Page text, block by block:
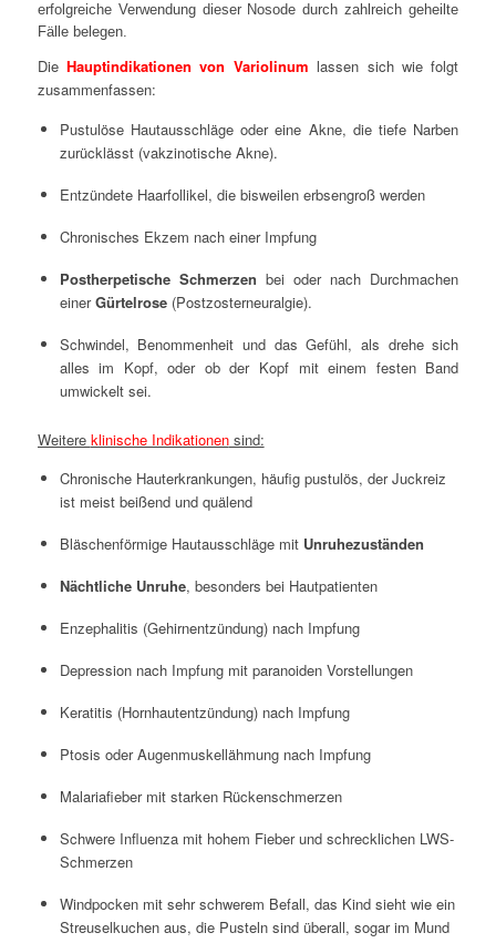
erfolgreiche Verwendung dieser Nosode durch zahlreich geheilte
Fälle belegen.
Die Hauptindikationen von Variolinum lassen sich wie folgt
zusammenfassen:
Pustulöse Hautausschläge oder eine Akne, die tiefe Narben
zurücklässt (vakzinotische Akne).
Entzündete Haarfollikel, die bisweilen erbsengroß werden
Chronisches Ekzem nach einer Impfung
Postherpetische Schmerzen bei oder nach Durchmachen
einerGürtelrose(Postzosterneuralgie).
Schwindel, Benommenheit und das Gefühl, als drehe sich
alles im Kopf, oder ob der Kopf mit einem festen Band
umwickelt sei.
Weitere klinische Indikationensind:
Chronische Hauterkrankungen, häufig pustulös, der Juckreiz
ist meist beißend und quälend
Bläschenförmige Hautausschläge mit Unruhezuständen
Nächtliche Unruhe, besonders bei Hautpatienten
Enzephalitis (Gehirnentzündung) nach Impfung
Depression nach Impfung mit paranoiden Vorstellungen
Keratitis (Hornhautentzündung) nach Impfung
Ptosis oder Augenmuskellähmung nach Impfung
Malariafieber mit starken Rückenschmerzen
Schwere Influenza mit hohem Fieber und schrecklichen LWS-
Schmerzen
Windpocken mit sehr schwerem Befall, das Kind sieht wie ein
Streuselkuchen aus, die Pusteln sind überall, sogar im Mund